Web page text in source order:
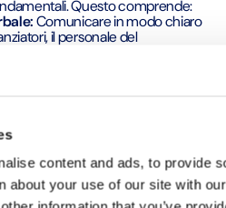
content and ads, to provide
about your use of our site with
Questo comprende:
Comunicare in modo chiaro
il personale del
e le altre parti interessate
di gestione del tempo:Le
gestione del tempo sono